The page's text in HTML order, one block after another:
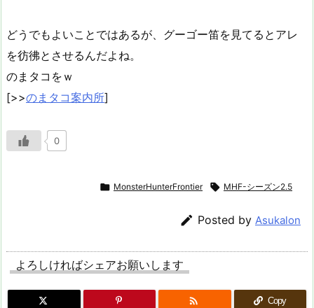
どうでもよいことではあるが、グーゴー笛を見てるとアレ
を彷彿とさせるんだよね。
のまタコをｗ
[>>のまタコ案内所]
0
 MonsterHunterFrontier  MHF-シーズン2.5
 Posted by Asukalon
よろしければシェアお願いします
 Copy